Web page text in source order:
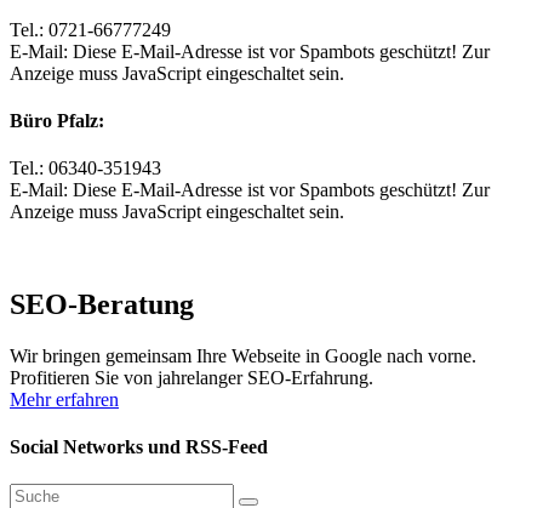
Tel.: 0721-66777249
E-Mail: Diese E-Mail-Adresse ist vor Spambots geschützt! Zur
Anzeige muss JavaScript eingeschaltet sein.
Büro Pfalz:
Tel.: 06340-351943
E-Mail: Diese E-Mail-Adresse ist vor Spambots geschützt! Zur
Anzeige muss JavaScript eingeschaltet sein.
SEO-Beratung
Wir bringen gemeinsam Ihre Webseite in Google nach vorne.
Profitieren Sie von jahrelanger SEO-Erfahrung.
Mehr erfahren
Social Networks und RSS-Feed